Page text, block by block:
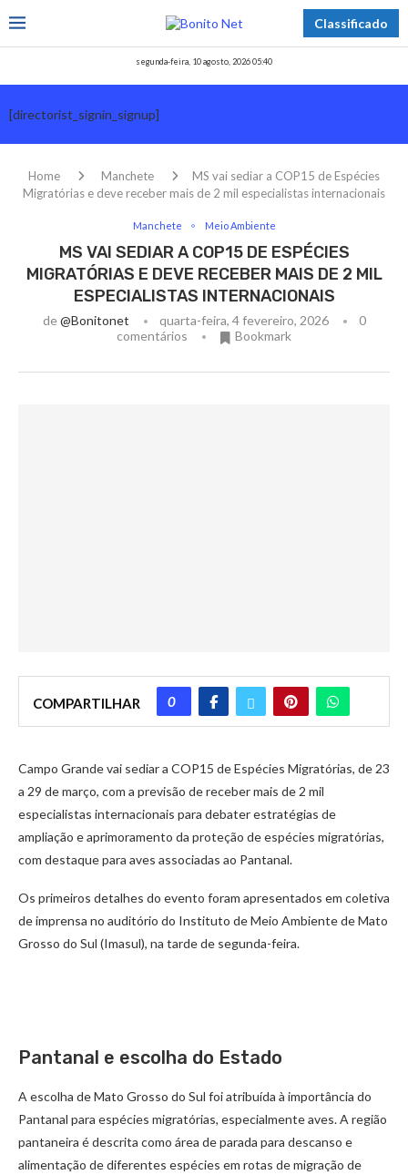
Classificado
segunda-feira, 10 agosto, 2026 05:40
[directorist_signin_signup]
Home Manchete
MS vai sediar a COP15 de Espécies
Migratórias e deve receber mais de 2 mil especialistas internacionais
Manchete Meio Ambiente
MS VAI SEDIAR A COP15 DE ESPÉCIES
MIGRATÓRIAS E DEVE RECEBER MAIS DE 2 MIL
ESPECIALISTAS INTERNACIONAIS
de@bonitonet quarta-feira, 4 fevereiro, 2026
0
comentários
Bookmark
COMPARTILHAR 0
Campo Grande vai sediar a COP15 de Espécies Migratórias, de 23
a 29 de março, com a previsão de receber mais de 2 mil
especialistas internacionais para debater estratégias de
ampliação e aprimoramento da proteção de espécies migratórias,
com destaque para aves associadas ao Pantanal.
Os primeiros detalhes do evento foram apresentados em coletiva
de imprensa no auditório do Instituto de Meio Ambiente de Mato
Grosso do Sul (Imasul), na tarde de segunda-feira.
Pantanal e escolha do Estado
A escolha de Mato Grosso do Sul foi atribuída à importância do
Pantanal para espécies migratórias, especialmente aves. A região
pantaneira é descrita como área de parada para descanso e
alimentação de diferentes espécies em rotas de migração de